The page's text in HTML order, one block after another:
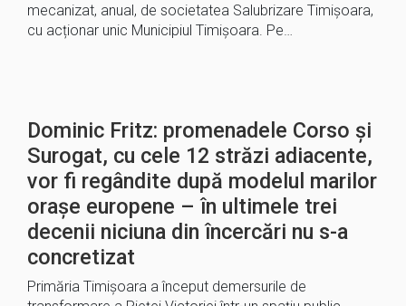
mecanizat, anual, de societatea Salubrizare Timișoara,
cu acționar unic Municipiul Timișoara. Pe…
Dominic Fritz: promenadele Corso și
Surogat, cu cele 12 străzi adiacente,
vor fi regândite după modelul marilor
orașe europene – în ultimele trei
decenii niciuna din încercări nu s-a
concretizat
Primăria Timișoara a început demersurile de